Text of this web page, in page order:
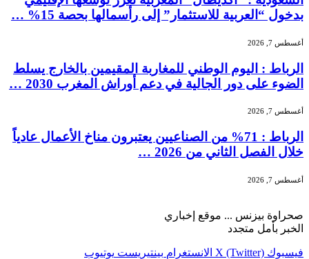
بدخول “العربية للاستثمار” إلى رأسمالها بحصة 15% …
أغسطس 7, 2026
الرباط : اليوم الوطني للمغاربة المقيمين بالخارج يسلط
الضوء على دور الجالية في دعم أوراش المغرب 2030 …
أغسطس 7, 2026
الرباط : 71% من الصناعيين يعتبرون مناخ الأعمال عادياً
خلال الفصل الثاني من 2026 …
أغسطس 7, 2026
صحراوة بيزنس ... موقع إخباري
الخبر بأمل متجدد
فيسبوك X (Twitter) الانستغرام بينتيريست يوتيوب